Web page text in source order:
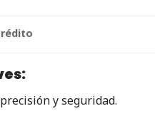
y seguridad.